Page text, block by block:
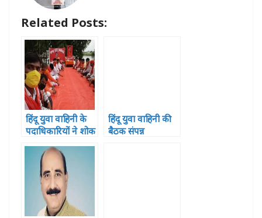
p o
k
Related Posts:
हिंदू युवा वाहिनी के
पदाधिकारियों ने शोक
सभा आयोजित कर
स्व.अज्जू हिंदुस्तानी
को दी श्रद्धांजलि
हिंदू युवा वाहिनी की
बैठक संपन्न